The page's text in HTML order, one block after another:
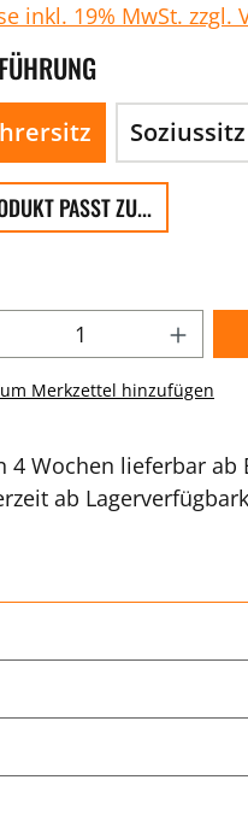
inkl. 19% MwSt. zzgl.
Soziussitz
PASST ZU...
Merkzettel hinzufügen
4 Wochen lieferbar ab
ab